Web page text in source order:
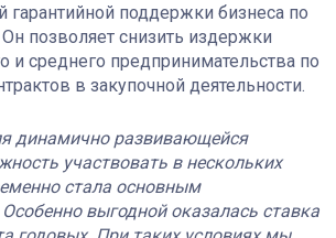
гарантийной поддержки бизнеса по
Он позволяет снизить издержки
и среднего предпринимательства по
в закупочной деятельности.
динамично развивающейся
участвовать в нескольких
стала основным
выгодной оказалась ставка